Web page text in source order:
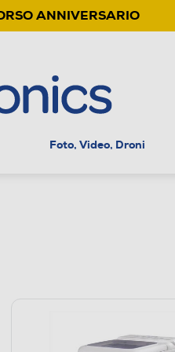
ANNIVERSARIO
Foto, Video, Droni